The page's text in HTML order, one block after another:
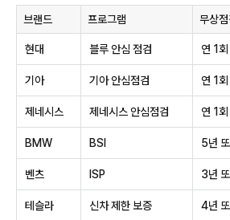
브랜드 프로그램 무상
현대 블루 안심 점검 연 1
기아 기아 안심점검 연 1
제네시스 제네시스 안심점검 연 1
BMW BSI 5년
벤츠 ISP 3년
테슬라 신차 제한 보증 4년